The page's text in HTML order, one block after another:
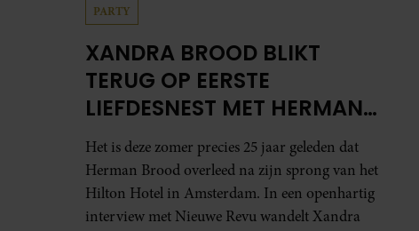
PARTY
XANDRA BROOD BLIKT
TERUG OP EERSTE
LIEFDESNEST MET HERMAN
BROOD: “HIER IS LOLA
GEBOREN”
Het is deze zomer precies 25 jaar geleden dat
Herman Brood overleed na zijn sprong van het
Hilton Hotel in Amsterdam. In een openhartig
interview met Nieuwe Revu wandelt Xandra